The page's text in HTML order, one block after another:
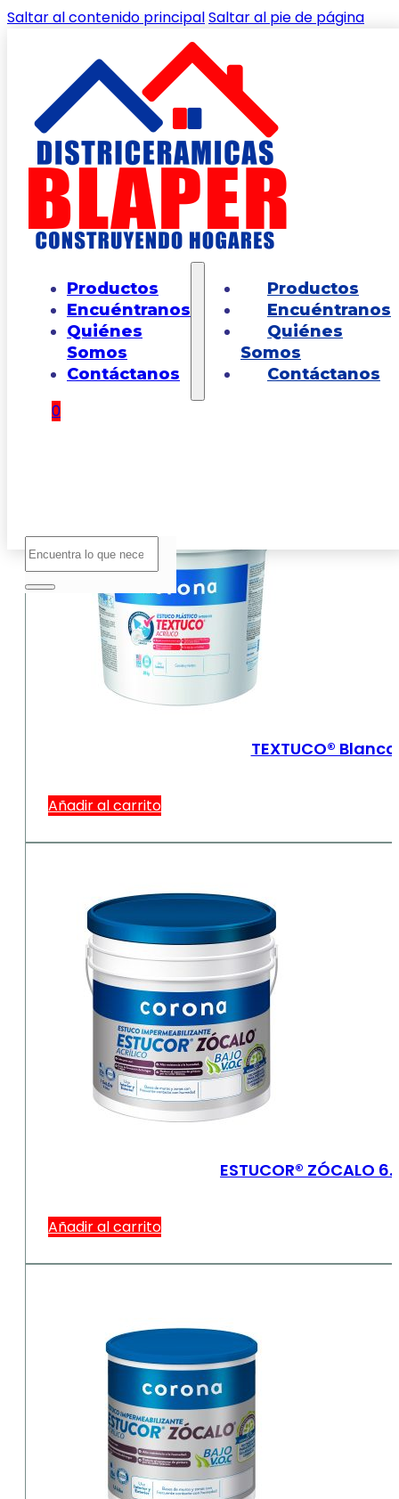
Saltar al contenido principalSaltar al pie de página
Productos
Encuéntranos
Quiénes
Somos
Contáctanos
Productos
Encuéntranos
Quiénes
Somos
Contáctanos
0
Buscar
Productos
Inicio/Shop PINTURA, ESTUCOS Y COMPLEMENTOS
Filtros
TEXTUCO® Blanco
Añadir al carrito
ESTUCOR® ZÓCALO
Añadir al carrito